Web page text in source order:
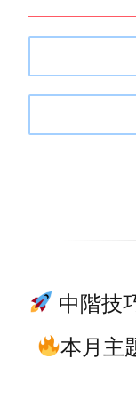
中階技
本月主